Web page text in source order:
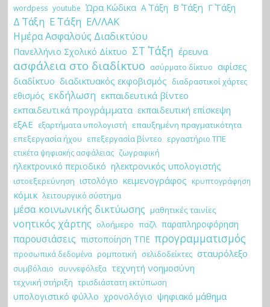
wordpess youtube Ώρα Κώδικα Α΄ Τάξη Β΄ Τάξη Γ΄ Τάξη
Δ΄ Τάξη Ε΄ Τάξη ΕΛ/ΛΑΚ
Ημέρα Ασφαλούς Διαδικτύου
Πανελλήνιο Σχολικό Δίκτυο ΣΤ΄ Τάξη έρευνα
ασφάλεια στο διαδίκτυο ασύρματο δίκτυο αφίσες
διαδίκτυο διαδικτυακός εκφοβισμός διαδραστικοί χάρτες
εθισμός εκδήλωση εκπαιδευτικά βίντεο
εκπαιδευτικά προγράμματα εκπαιδευτική επίσκεψη
εξΑΕ εξαρτήματα υπολογιστή επαυξημένη πραγματικότητα
επεξεργασία ήχου επεξεργασία βίντεο εργαστήριο ΤΠΕ
ετικέτα ψηφιακής ασφάλειας ζωγραφική
ηλεκτρονικό περιοδικό ηλεκτρονικός υπολογιστής
ιστοεξερεύνηση ιστολόγιο κειμενογράφος κρυπτογράφηση
κόμικ λειτουργικό σύστημα
μέσα κοινωνικής δικτύωσης μαθητικές ταινίες
νοητικός χάρτης ολοήμερο παζλ παραπληροφόρηση
παρουσιάσεις πιστοποίηση ΤΠΕ προγραμματισμός
προσωπικά δεδομένα ρομποτική σελιδοδείκτες σταυρόλεξο
συμβόλαιο συννεφόλεξα τεχνητή νοημοσύνη
τεχνική στήριξη τρισδιάστατη εκτύπωση
υπολογιστικό φύλλο χρονολόγιο ψηφιακό μάθημα